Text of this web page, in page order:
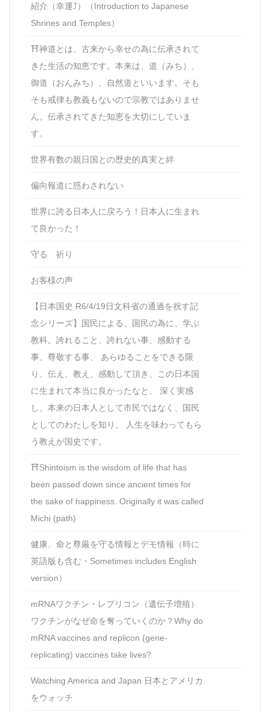
紹介（幸運⤴）（Introduction to Japanese
Shrines and Temples）
⛩神道とは、古来から幸せの為に伝承されて
きた生活の知恵です。本来は、道（みち）、
御道（おんみち）、自然道といいます。そも
そも戒律も教義もないので宗教ではありませ
ん。伝承されてきた知恵を大切にしていま
す。
世界有数の親日国との歴史的真実と絆
偏向報道に惑わされない
世界に誇る日本人に戻ろう！日本人に生まれ
て良かった！
守る 祈り
お客様の声
【日本国史 R6/4/19日文科省の通過を祝す記
念シリーズ】国民による、国民の為に、学ぶ
教科。誇れること、誇れない事、感動する
事、尊敬する事、 あらゆることをできる限
り、伝え、教え、感動して頂き、この日本国
に生まれて本当に良かったなと、 深く実感
し、本来の日本人として市民ではなく、国民
としてのわたしを知り、 人生を味わってもら
う教えが国史です。
⛩Shintoism is the wisdom of life that has
been passed down since ancient times for
the sake of happiness. Originally it was called
Michi (path)
健康、命と尊厳を守る情報とデモ情報（時に
英語版も含む・Sometimes includes English
version）
mRNAワクチン・レプリコン（遺伝子増殖）
ワクチンがなぜ命を奪っていくのか？Why do
mRNA vaccines and replicon (gene-
replicating) vaccines take lives?
Watching America and Japan 日本とアメリカ
をウォッチ